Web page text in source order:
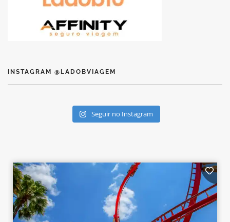
INSTAGRAM @LADOBVIAGEM
Seguir no Instagram